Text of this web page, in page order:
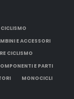
E ACCESSORI
CICLISMO
E PARTI
MONOCICLI